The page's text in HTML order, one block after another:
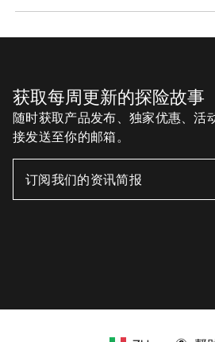
获取每周更新的探险故事
随时获取产品发布、独家优惠、
接发送至你的邮箱。